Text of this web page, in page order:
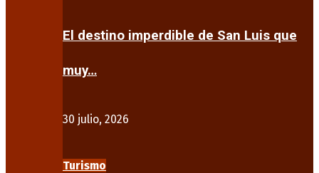
El destino imperdible de San Luis que
muy…
30 julio, 2026
Turismo